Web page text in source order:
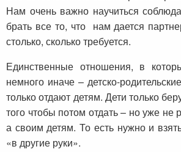
Нам очень важно научиться
брать все то, что нам дается
столько, сколько требуется.
Единственные отношения, в
немного иначе – детско-
только отдают детям. Дети только
того чтобы потом отдать – но уже не
а своим детям. То есть нужно и
«в другие руки».